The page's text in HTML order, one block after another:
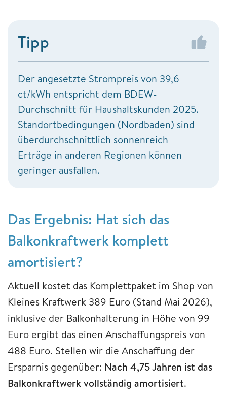
Tipp
Der angesetzte Strompreis von 39,6
ct/kWh entspricht dem BDEW-
Durchschnitt für Haushaltskunden 2025.
Standortbedingungen (Nordbaden) sind
überdurchschnittlich sonnenreich –
Erträge in anderen Regionen können
geringer ausfallen.
Das Ergebnis: Hat sich das
Balkonkraftwerk komplett
amortisiert?
Aktuell kostet das Komplettpaket im Shop von
Kleines Kraftwerk 389 Euro (Stand Mai 2026),
inklusive der Balkonhalterung in Höhe von 99
Euro ergibt das einen Anschaffungspreis von
488 Euro. Stellen wir die Anschaffung der
Ersparnis gegenüber: Nach 4,75 Jahren ist das
Balkonkraftwerk vollständig amortisiert.